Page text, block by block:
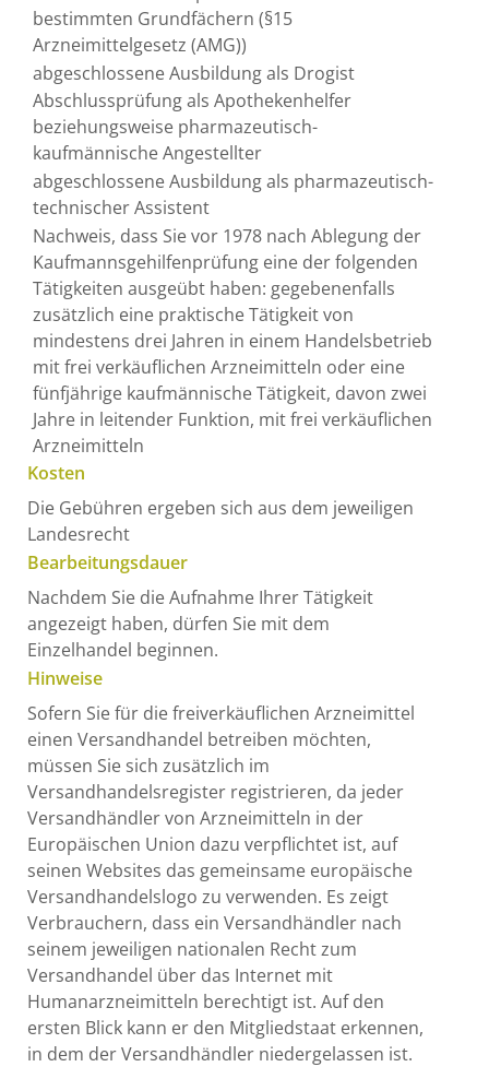
bestimmten Grundfächern (§15
Arzneimittelgesetz (AMG))
abgeschlossene Ausbildung als Drogist
Abschlussprüfung als Apothekenhelfer
beziehungsweise pharmazeutisch-
kaufmännische Angestellter
abgeschlossene Ausbildung als pharmazeutisch-
technischer Assistent
Nachweis, dass Sie vor 1978 nach Ablegung der
Kaufmannsgehilfenprüfung eine der folgenden
Tätigkeiten ausgeübt haben: gegebenenfalls
zusätzlich eine praktische Tätigkeit von
mindestens drei Jahren in einem Handelsbetrieb
mit frei verkäuflichen Arzneimitteln oder eine
fünfjährige kaufmännische Tätigkeit, davon zwei
Jahre in leitender Funktion, mit frei verkäuflichen
Arzneimitteln
Kosten
Die Gebühren ergeben sich aus dem jeweiligen
Landesrecht
Bearbeitungsdauer
Nachdem Sie die Aufnahme Ihrer Tätigkeit
angezeigt haben, dürfen Sie mit dem
Einzelhandel beginnen.
Hinweise
Sofern Sie für die freiverkäuflichen Arzneimittel
einen Versandhandel betreiben möchten,
müssen Sie sich zusätzlich im
Versandhandelsregister registrieren, da jeder
Versandhändler von Arzneimitteln in der
Europäischen Union dazu verpflichtet ist, auf
seinen Websites das gemeinsame europäische
Versandhandelslogo zu verwenden. Es zeigt
Verbrauchern, dass ein Versandhändler nach
seinem jeweiligen nationalen Recht zum
Versandhandel über das Internet mit
Humanarzneimitteln berechtigt ist. Auf den
ersten Blick kann er den Mitgliedstaat erkennen,
in dem der Versandhändler niedergelassen ist.